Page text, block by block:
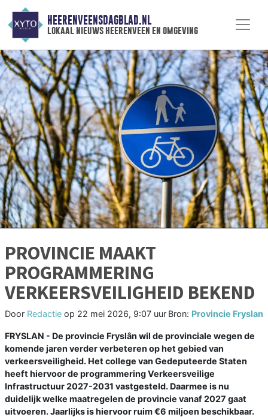
HEERENVEENSDAGBLAD.NL
lokaal nieuws heerenveen en omgeving
PROVINCIE MAAKT
PROGRAMMERING
VERKEERSVEILIGHEID BEKEND
Door Redactie op 22 mei 2026, 9:07 uur Bron: Provincie Fryslan
FRYSLAN - De provincie Fryslân wil de provinciale wegen de
komende jaren verder verbeteren op het gebied van
verkeersveiligheid. Het college van Gedeputeerde Staten
heeft hiervoor de programmering Verkeersveilige
Infrastructuur 2027-2031 vastgesteld. Daarmee is nu
duidelijk welke maatregelen de provincie vanaf 2027 gaat
uitvoeren. Jaarlijks is hiervoor ruim €6 miljoen beschikbaar.